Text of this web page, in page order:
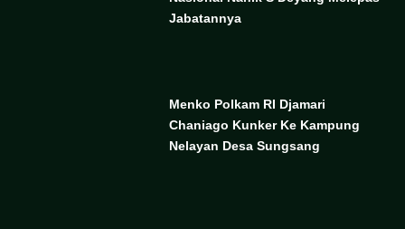
Jabatannya
Menko Polkam RI Djamari
Chaniago Kunker Ke Kampung
Nelayan Desa Sungsang